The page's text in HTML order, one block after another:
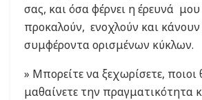
σας, και όσα φέρνει η έρευνά
προκαλούν, ενοχλούν και κάνουν
συμφέροντα ορισμένων κύκλων.
» Μπορείτε να ξεχωρίσετε, ποιοι
μαθαίνετε την πραγματικότητα